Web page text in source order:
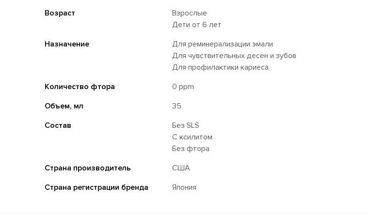
Возраст
Взрослые
Дети от 6 лет
Назначение
Для реминерализации эмали
Для чувствительных десен и зубов
Для профилактики кариеса
Количество фтора
0 ppm
Объем, мл
35
Состав
Без SLS
С ксилитом
Без фтора
Страна производитель
США
Страна регистрации бренда
Япония